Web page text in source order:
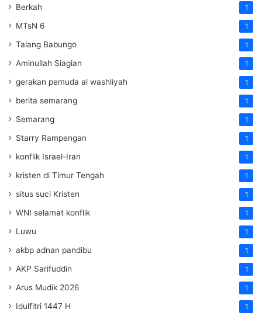
Berkah 1
MTsN 6 1
Talang Babungo 1
Aminullah Siagian 1
gerakan pemuda al washliyah 1
berita semarang 1
Semarang 1
Starry Rampengan 1
konflik Israel-Iran 1
kristen di Timur Tengah 1
situs suci Kristen 1
WNI selamat konflik 1
Luwu 1
akbp adnan pandibu 1
AKP Sarifuddin 1
Arus Mudik 2026 1
Idulfitri 1447 H 1